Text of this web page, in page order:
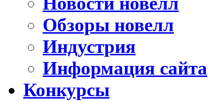
Обзоры новелл
Индустрия
Информация сайта
Конкурсы